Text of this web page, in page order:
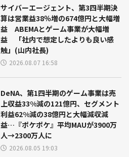
サイバーエージェント、第3四半期決
算は営業益38％増の674億円と大幅増
益 ABEMAとゲーム事業が大幅増
益 「社内で想定したよりも良い感
触」(山内社長)
2026.08.07 16:58
DeNA、第1四半期のゲーム事業は売
上収益33%減の121億円、セグメント
利益62%減の38億円と大幅減収減
益…『ポケポケ』平均MAUが3900万
人→2300万人に
2026.08.05 19:03